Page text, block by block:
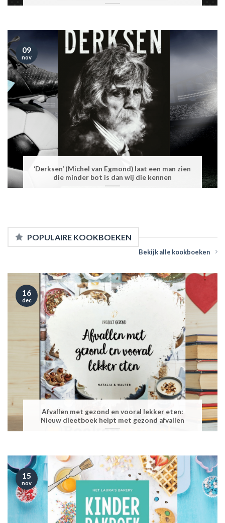
‘Derksen’ (Michel van Egmond) laat een man zien
die minder bot is dan wij die kennen
09
nov
POPULAIRE KOOKBOEKEN
Bekijk alle kookboeken
Afvallen met gezond en vooral lekker eten:
Nieuw dieetboek helpt met gezond afvallen
16
dec
15
nov